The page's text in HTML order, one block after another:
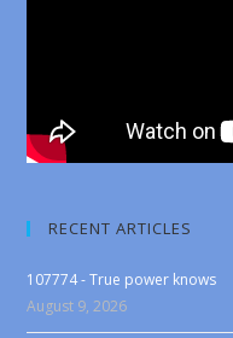
RECENT ARTICLES
107774 - True power knows
August 9, 2026